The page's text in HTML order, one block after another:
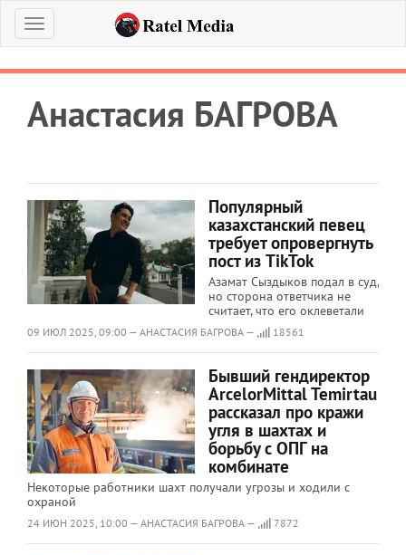
Меню
Анастасия БАГРОВА
Популярный
казахстанский певец
требует опровергнуть
пост из TikTok
Азамат Сыздыков подал в суд,
но сторона ответчика не
считает, что его оклеветали
09 ИЮЛ 2025, 09:00 — АНАСТАСИЯ БАГРОВА — 18561
Бывший гендиректор
ArcelorMittal Temirtau
рассказал про кражи
угля в шахтах и
борьбу с ОПГ на
комбинате
Некоторые работники шахт получали угрозы и ходили с
охраной
24 ИЮН 2025, 10:00 — АНАСТАСИЯ БАГРОВА — 7872